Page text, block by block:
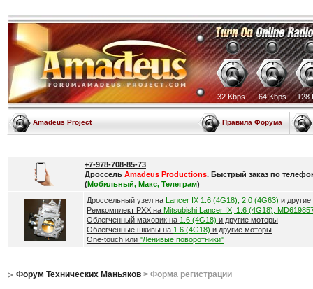
32 Kbps 64 Kbps 128
Amadeus Project Правила Форума
+7-978-708-85-73
Дроссель Amadeus Productions. Быстрый заказ по
(Мобильный, Макс, Телеграм)
Дроссельный узел на Lancer IX 1.6 (4G18), 2.0 (4G63) и
Ремкомплект РХХ на Mitsubishi Lancer IX, 1.6 (4G18),
Облегченный маховик на 1.6 (4G18) и другие моторы
Облегченные шкивы на 1.6 (4G18) и другие моторы
One-touch или "Ленивые поворотники"
Форум Технических Маньяков> Форма регистрации